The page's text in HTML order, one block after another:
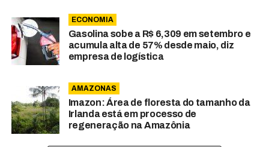
ECONOMIA
Gasolina sobe a R$ 6,309 em setembro e
acumula alta de 57% desde maio, diz
empresa de logística
AMAZONAS
Imazon: Área de floresta do tamanho da
Irlanda está em processo de
regeneração na Amazônia